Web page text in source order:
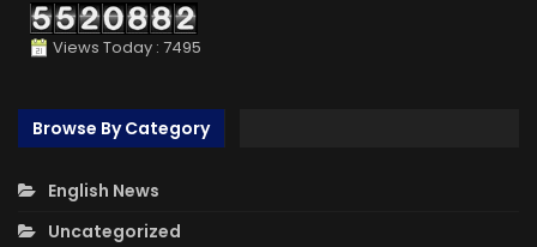
Views Today : 7495
Browse By Category
English News
Uncategorized